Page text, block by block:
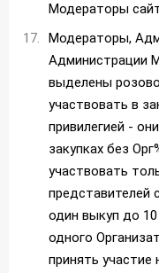
Модераторы
Модераторы,
Администрации
выделены
участвовать в
привилегией -
закупках без
участвовать
представителей
один выкуп до
одного
принять